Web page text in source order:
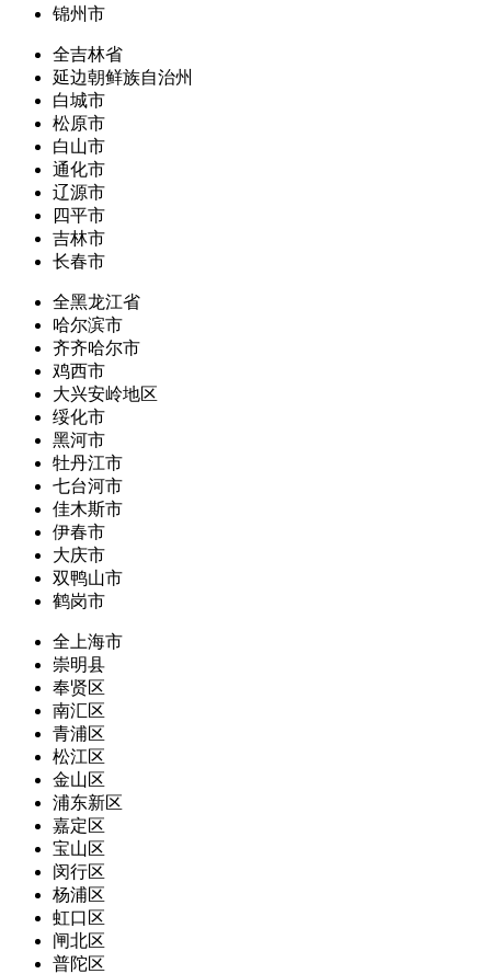
锦州市
全吉林省
延边朝鲜族自治州
白城市
松原市
白山市
通化市
辽源市
四平市
吉林市
长春市
全黑龙江省
哈尔滨市
齐齐哈尔市
鸡西市
大兴安岭地区
绥化市
黑河市
牡丹江市
七台河市
佳木斯市
伊春市
大庆市
双鸭山市
鹤岗市
全上海市
崇明县
奉贤区
南汇区
青浦区
松江区
金山区
浦东新区
嘉定区
宝山区
闵行区
杨浦区
虹口区
闸北区
普陀区